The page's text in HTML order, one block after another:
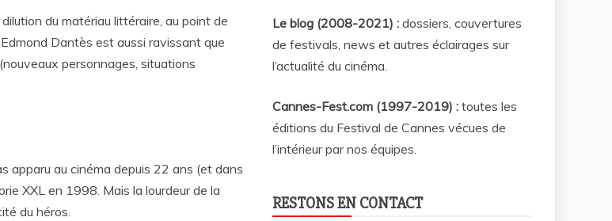
du matériau littéraire, au point de
Dantès est aussi ravissant que
personnages, situations
apparu au cinéma depuis 22 ans (et dans
XXL en 1998. Mais la lourdeur de la
du héros.
Le blog (2008-2021) : dossiers, couvertures
de festivals, news et autres éclairages sur
l’actualité du cinéma
Cannes-Fest.com (1997-2019) : toutes les
éditions du Festival de Cannes vécues de
l’intérieur par nos équipes.
RESTONS EN CONTACT